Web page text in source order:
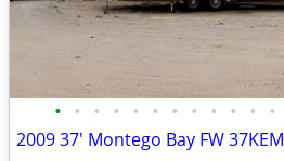
• • • • • • • • • • • •
2009 37' Montego Bay FW 37KEM